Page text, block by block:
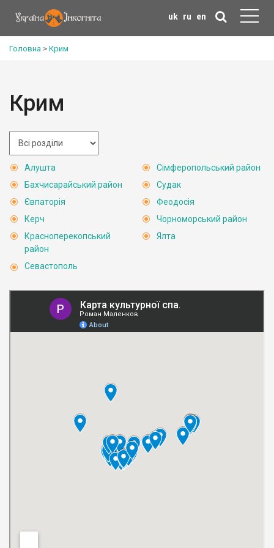
uk ru en
Головна > Крим
Крим
Алушта
Бахчисарайський район
Євпаторія
Керч
Красноперекопський
район
Севастополь
Сімферопольський район
Судак
Феодосія
Чорноморський район
Ялта